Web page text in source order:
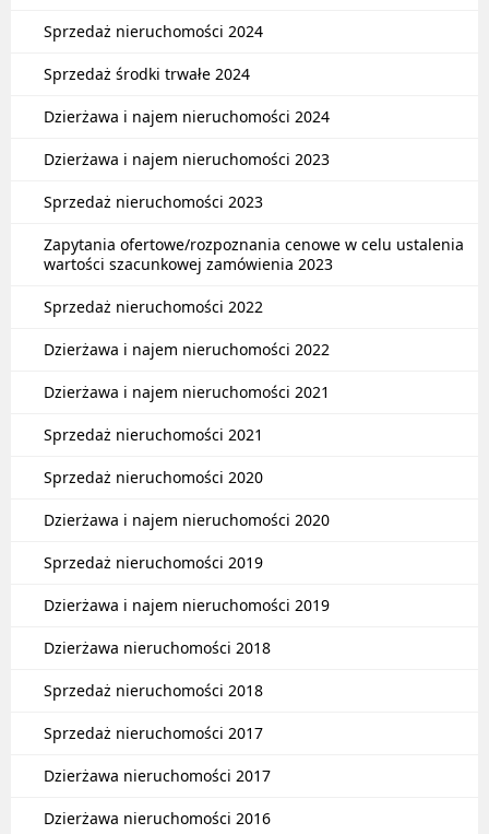
Sprzedaż nieruchomości 2024
Sprzedaż środki trwałe 2024
Dzierżawa i najem nieruchomości 2024
Dzierżawa i najem nieruchomości 2023
Sprzedaż nieruchomości 2023
Zapytania ofertowe/rozpoznania cenowe w celu ustalenia
wartości szacunkowej zamówienia 2023
Sprzedaż nieruchomości 2022
Dzierżawa i najem nieruchomości 2022
Dzierżawa i najem nieruchomości 2021
Sprzedaż nieruchomości 2021
Sprzedaż nieruchomości 2020
Dzierżawa i najem nieruchomości 2020
Sprzedaż nieruchomości 2019
Dzierżawa i najem nieruchomości 2019
Dzierżawa nieruchomości 2018
Sprzedaż nieruchomości 2018
Sprzedaż nieruchomości 2017
Dzierżawa nieruchomości 2017
Dzierżawa nieruchomości 2016